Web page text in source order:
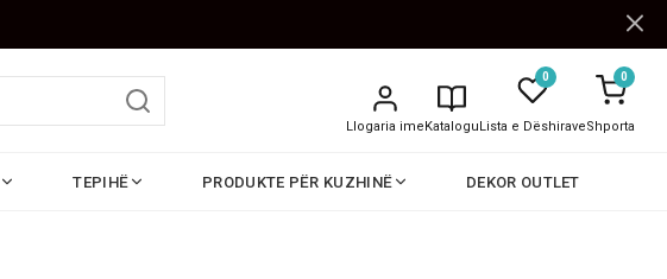
Llogaria imeKatalogu
0
Lista e Dëshirave
0
Shporta
TEPIHË PRODUKTE PËR KUZHINË DEKOR OUTLET